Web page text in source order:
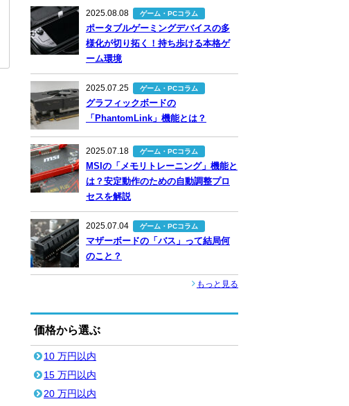
2025.08.08 ゲーム・PCコラム
ポータブルゲーミングデバイスの多
様化が切り拓く！持ち歩ける本格ゲ
ーム環境
2025.07.25 ゲーム・PCコラム
グラフィックボードの
「PhantomLink」機能とは？
2025.07.18 ゲーム・PCコラム
MSIの「メモリトレーニング」機能と
は？安定動作のための自動調整プロ
セスを解説
2025.07.04 ゲーム・PCコラム
マザーボードの「バス」って結局何
のこと？
もっと見る
価格から選ぶ
10 万円以内
15 万円以内
20 万円以内